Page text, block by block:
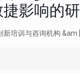
影响的
新培训与咨询机构 &am